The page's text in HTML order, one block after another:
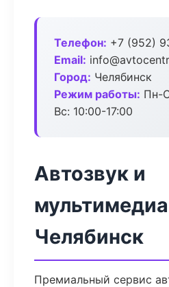
Телефон: +7 (952)
Email:
Город: Челябинск
Режим работы: Пн-
Вс: 10:00-17:00
Автозвук и
Челябинск
Премиальный сервис